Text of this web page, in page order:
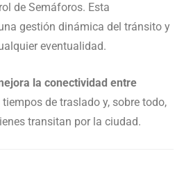
de Semáforos. Esta
gestión dinámica del tránsito y
eventualidad.
la conectividad entre
tiempos de traslado y, sobre todo,
transitan por la ciudad.